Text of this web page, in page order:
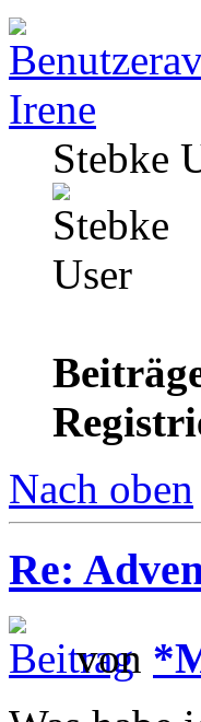
Irene
Stebke
Nach oben
Re:
von